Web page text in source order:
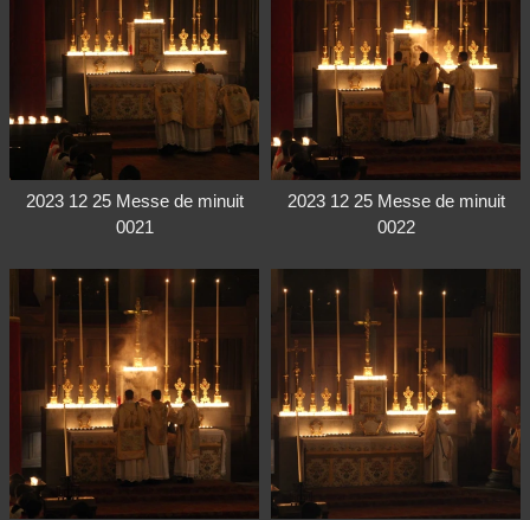
2023 12 25 Messe de minuit
0021
2023 12 25 Messe de minuit
0022